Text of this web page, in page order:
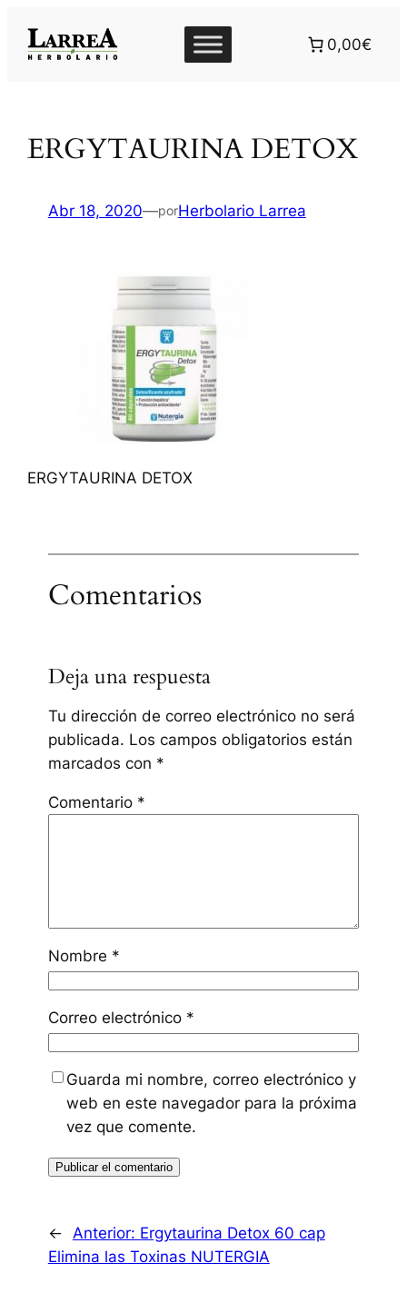
contenido
0,00€
ERGYTAURINA DETOX
Abr 18, 2020—porHerbolario Larrea
ERGYTAURINA DETOX
Comentarios
Deja una respuesta
Tu dirección de correo electrónico no será
publicada. Los campos obligatorios están
marcados con *
Comentario *
Nombre *
Correo electrónico *
Guarda mi nombre, correo electrónico y
web en este navegador para la próxima
vez que comente.
← Anterior: Ergytaurina Detox 60 cap
Elimina las Toxinas NUTERGIA